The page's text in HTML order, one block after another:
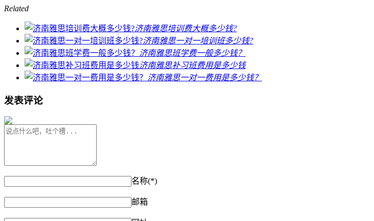
Related
济南雅思培训费大概多少钱?
济南雅思一对一培训班多少钱?
济南雅思班学费一般多少钱？
济南雅思补习班费用是多少钱
济南雅思一对一费用是多少钱？
发表评论
名称(*)
邮箱